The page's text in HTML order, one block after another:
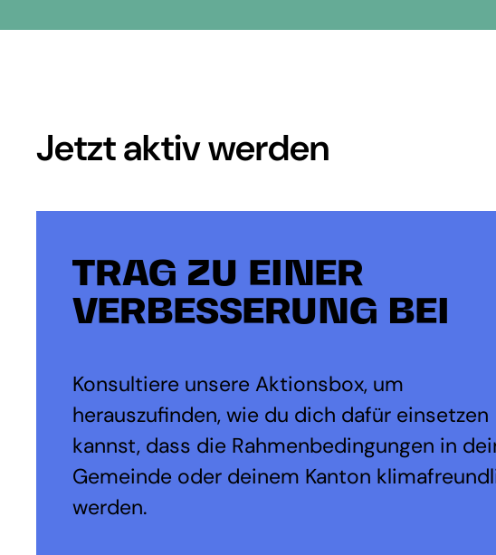
Jetzt aktiv werden
TRAG ZU EINER
VERBESSERUNG BEI
Konsultiere unsere Aktionsbox, um
herauszufinden, wie du dich dafür einsetzen
kannst, dass die Rahmenbedingungen in
Gemeinde oder deinem Kanton
werden.